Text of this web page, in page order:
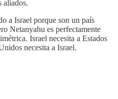
aliados.
a Israel porque son un país
Netanyahu es perfectamente
Israel necesita a Estados
necesita a Israel.